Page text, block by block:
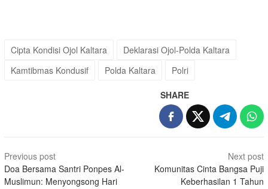
Cipta Kondisi Ojol Kaltara
Deklarasi Ojol-Polda Kaltara
Kamtibmas Kondusif
Polda Kaltara Polri
SHARE
Post
navigation
Previous post
Doa Bersama Santri Ponpes Al-
Muslimun: Menyongsong Hari
Next post
Komunitas Cinta Bangsa Puji
Keberhasilan 1 Tahun